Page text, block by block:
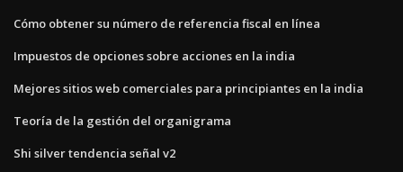
Cómo obtener su número de referencia fiscal en línea
Impuestos de opciones sobre acciones en la india
Mejores sitios web comerciales para principiantes en la india
Teoría de la gestión del organigrama
Shi silver tendencia señal v2